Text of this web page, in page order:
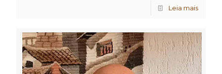
Leia mais